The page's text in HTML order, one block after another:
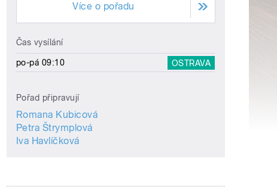
Více o pořadu
Čas vysílání
po-pá 09:10 OSTRAVA
Pořad připravují
Romana Kubicová
Petra Štrymplová
Iva Havlíčková